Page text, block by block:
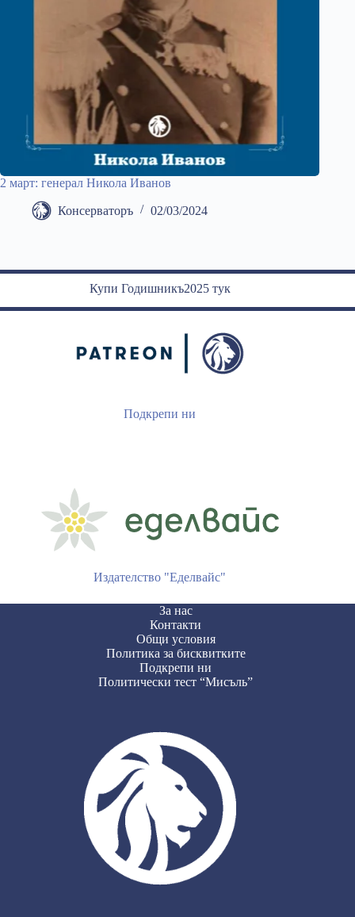
2 март: генерал Никола Иванов
Консерваторъ 02/03/2024
Купи Годишникъ2025 тук
Подкрепи ни
Издателство "Еделвайс"
За нас
Контакти
Общи условия
Политика за бисквитките
Подкрепи ни
Политически тест “Мисъль”